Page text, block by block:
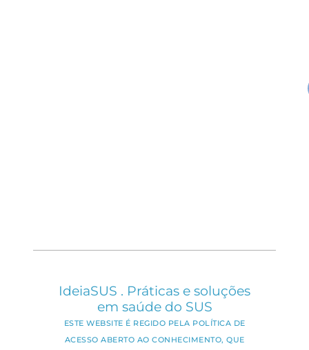
IdeiaSUS . Práticas e soluções
em saúde do SUS
ESTE WEBSITE É REGIDO PELA POLÍTICA DE
ACESSO ABERTO AO CONHECIMENTO, QUE